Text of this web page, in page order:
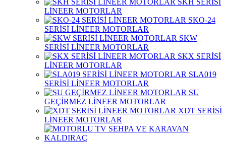
SKH SERİSİ
LİNEER MOTORLAR
SKO-24
SERİSİ LİNEER MOTORLAR
SKW
SERİSİ LİNEER MOTORLAR
SKX SERİSİ
LİNEER MOTORLAR
SLA019
SERİSİ LİNEER MOTORLAR
SU
GEÇİRMEZ LİNEER MOTORLAR
XDT SERİSİ
LİNEER MOTORLAR